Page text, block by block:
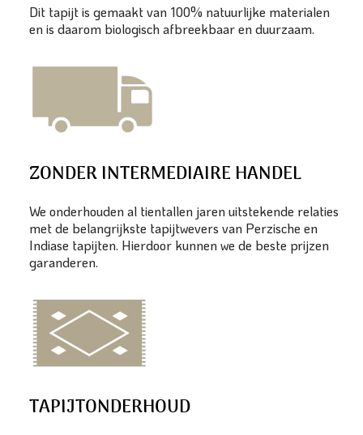
Dit tapijt is gemaakt van 100% natuurlijke materialen
en is daarom biologisch afbreekbaar en duurzaam.
ZONDER INTERMEDIAIRE HANDEL
We onderhouden al tientallen jaren uitstekende relaties
met de belangrijkste tapijtwevers van Perzische en
Indiase tapijten. Hierdoor kunnen we de beste prijzen
garanderen.
TAPIJTONDERHOUD